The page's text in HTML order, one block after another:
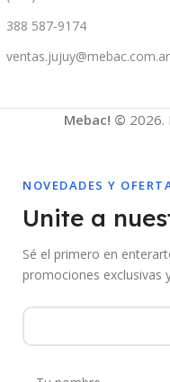
388 587-9174
ventas.jujuy@mebac.com.ar
Mebac! © 2026.
NOVEDADES Y
Unite a
Sé el primero en
promociones exclusivas